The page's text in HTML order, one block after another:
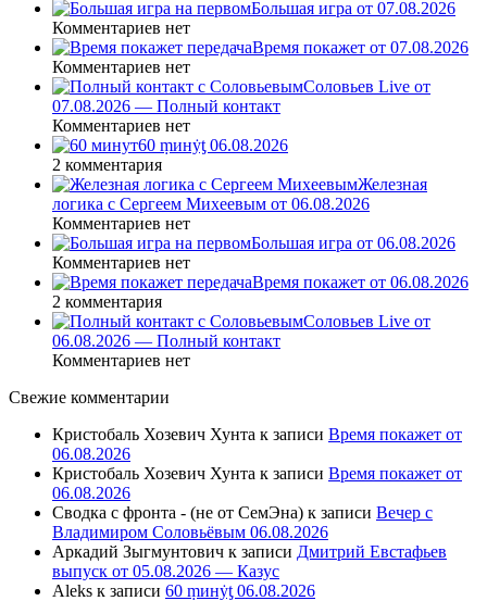
Большая игра от 07.08.2026
Комментариев нет
Время покажет от 07.08.2026
Комментариев нет
Соловьев Live от
07.08.2026 — Полный контакт
Комментариев нет
60 ṃинẏƫ 06.08.2026
2 комментария
Железная
логика с Сергеем Михеевым от 06.08.2026
Комментариев нет
Большая игра от 06.08.2026
Комментариев нет
Время покажет от 06.08.2026
2 комментария
Соловьев Live от
06.08.2026 — Полный контакт
Комментариев нет
Свежие комментарии
Кристобаль Хозевич Хунта к записи Время покажет от
06.08.2026
Кристобаль Хозевич Хунта к записи Время покажет от
06.08.2026
Сводка с фронта - (не от СемЭна) к записи Вечер с
Владимиром Соловьёвым 06.08.2026
Аркадий Зыгмунтович к записи Дмитрий Евстафьев
выпуск от 05.08.2026 — Казус
Aleks к записи 60 ṃинẏƫ 06.08.2026